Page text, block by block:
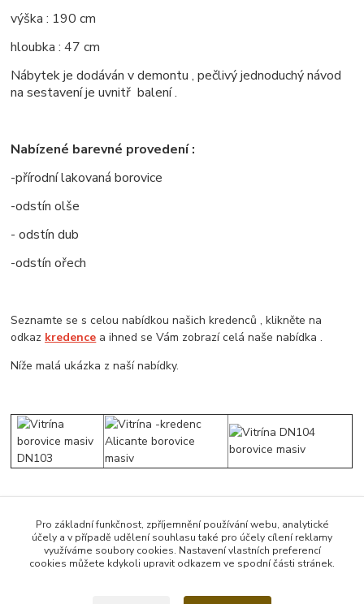
výška : 190 cm
hloubka : 47 cm
Nábytek je dodáván v demontu , pečlivý jednoduchý návod
na sestavení je uvnitř balení .
Nabízené barevné provedení :
-přírodní lakovaná borovice
-odstín olše
- odstín dub
-odstín ořech
Seznamte se s celou nabídkou našich kredenců , klikněte na
odkaz kredence a ihned se Vám zobrazí celá naše nabídka .
Níže malá ukázka z naší nabídky.
Zboží zařazeno v kategoriích
Pro základní funkčnost, zpříjemnění používání webu, analytické
účely a v případě udělení souhlasu také pro účely cílení reklamy
využíváme soubory cookies. Nastavení vlastních preferencí
cookies můžete kdykoli upravit odkazem ve spodní části stránek.